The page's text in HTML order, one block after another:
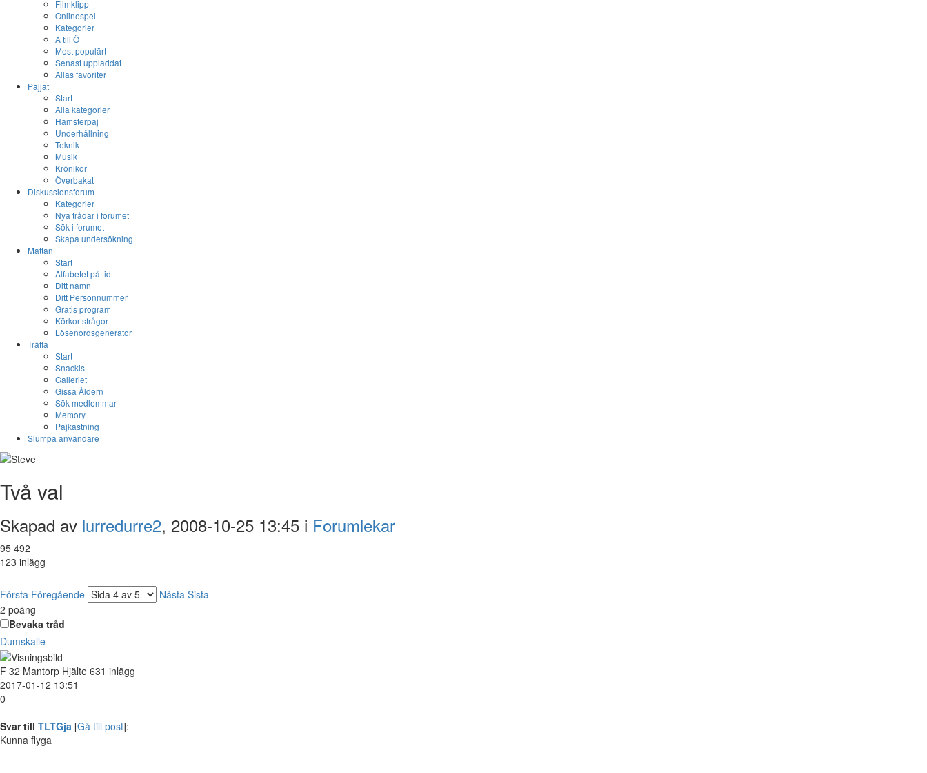
Filmklipp
Onlinespel
Kategorier
A till Ö
Mest populärt
Senast uppladdat
Allas favoriter
Pajjat
Start
Alla kategorier
Hamsterpaj
Underhållning
Teknik
Musik
Krönikor
Överbakat
Diskussionsforum
Kategorier
Nya trådar i forumet
Sök i forumet
Skapa undersökning
Mattan
Start
Alfabetet på tid
Ditt namn
Ditt Personnummer
Gratis program
Körkortsfrågor
Lösenordsgenerator
Träffa
Start
Snackis
Galleriet
Gissa Åldern
Sök medlemmar
Memory
Pajkastning
Slumpa användare
Två val
Skapad av lurredurre2, 2008-10-25 13:45 i Forumlekar
95 492
123 inlägg
Första Föregående Nästa Sista
2 poäng
Bevaka tråd
Dumskalle
F 32 Mantorp Hjälte 631 inlägg
2017-01-12 13:51
0
Svar till TLTGja [Gå till post]:
Kunna flyga